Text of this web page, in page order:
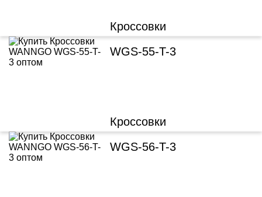
Кроссовки
WGS-55-T-3
Кроссовки
WGS-56-T-3